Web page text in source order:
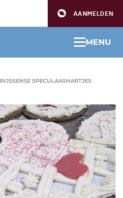
AANMELDEN
MENU
RIJSSENSE SPECULAASHARTJES